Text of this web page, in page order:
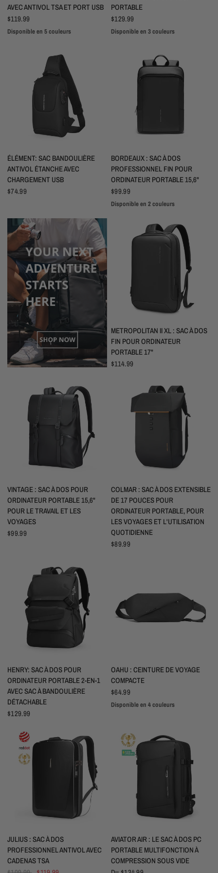
AVEC ANTIVOL TSA ET PORT USB
$119.99
NoirBleu marineGris argenté
Blanc Argent
Gris sidéral
Disponible en 5 couleurs
PORTABLE
$129.99
WhiteBlackGray
Disponible en 3 couleurs
APERÇU RAPIDE
ÉLÉMENT: SAC BANDOULIÈRE
ANTIVOL ÉTANCHE AVEC
CHARGEMENT USB
$74.99
APERÇU RAPIDE
BORDEAUX : SAC À DOS
PROFESSIONNEL FIN POUR
ORDINATEUR PORTABLE 15,6"
$99.99
BlackGray
Disponible en 2 couleurs
APERÇU RAPIDE
METROPOLITAN II XL : SAC À DOS
FIN POUR ORDINATEUR
PORTABLE 17"
$114.99
APERÇU RAPIDE
VINTAGE : SAC À DOS POUR
ORDINATEUR PORTABLE 15,6"
POUR LE TRAVAIL ET LES
VOYAGES
$99.99
APERÇU RAPIDE
COLMAR : SAC À DOS EXTENSIBLE
DE 17 POUCES POUR
ORDINATEUR PORTABLE, POUR
LES VOYAGES ET L'UTILISATION
QUOTIDIENNE
$89.99
APERÇU RAPIDE
HENRY: SAC À DOS POUR
ORDINATEUR PORTABLE 2-EN-1
AVEC SAC À BANDOULIÈRE
DÉTACHABLE
$129.99
APERÇU RAPIDE
OAHU : CEINTURE DE VOYAGE
COMPACTE
$64.99
NoirGrisBleuVert
Disponible en 4 couleurs
APERÇU RAPIDE
JULIUS : SAC À DOS
PROFESSIONNEL ANTIVOL AVEC
CADENAS TSA
APERÇU RAPIDE
AVIATOR AIR : LE SAC À DOS PC
PORTABLE MULTIFONCTION À
COMPRESSION SOUS VIDE